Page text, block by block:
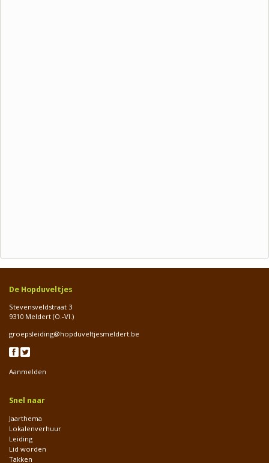
De Hopduveltjes
Stevensveldstraat 3
9310 Meldert (O.-Vl.)
groepsleiding@hopduveltjesmeldert.be
Aanmelden
Snel naar
Jaarthema
Lokalenverhuur
Leiding
Lid worden
Takken